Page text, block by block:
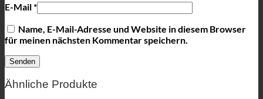
E-Mail*
Name, E-Mail-Adresse und Website in diesem Browser
für meinen nächsten Kommentar speichern.
Ähnliche Produkte